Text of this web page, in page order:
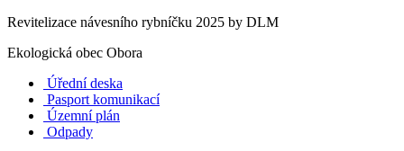
Revitelizace návesního rybníčku 2025 by DLM
Ekologická obec Obora
Úřední deska
Pasport komunikací
Územní plán
Odpady